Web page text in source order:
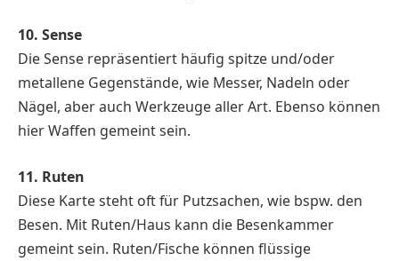
10. Sense
Die Sense repräsentiert häufig spitze und/oder
metallene Gegenstände, wie Messer, Nadeln oder
Nägel, aber auch Werkzeuge aller Art. Ebenso können
hier Waffen gemeint sein.
11. Ruten
Diese Karte steht oft für Putzsachen, wie bspw. den
Besen. Mit Ruten/Haus kann die Besenkammer
gemeint sein. Ruten/Fische können flüssige